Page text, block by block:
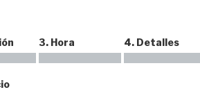
3. Hora 4. Detalles